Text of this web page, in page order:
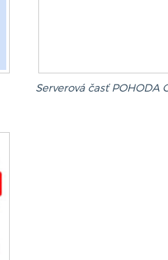
Serverová časť POHODA